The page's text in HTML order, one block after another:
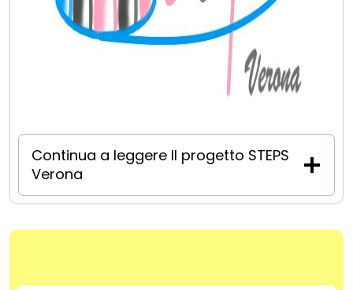
Continua a leggere ll progetto STEPS
Verona